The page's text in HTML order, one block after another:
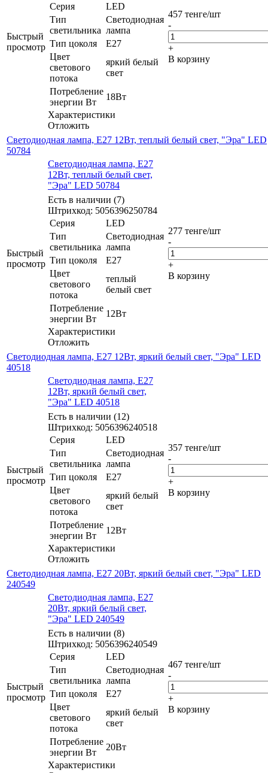
Быстрый
просмотр
Серия
LED
Тип
светильника
Светодиодная
лампа
Тип цоколя
E27
Цвет
светового
потока
яркий белый
свет
Потребление
энергии Вт
18Вт
Характеристики
Отложить
457 тенге/шт
-
+
В корзину
Светодиодная лампа, E27 12Вт, теплый белый свет, "Эра" LED
50784
Быстрый
просмотр
Светодиодная лампа, E27
12Вт, теплый белый свет,
"Эра" LED 50784
Есть в наличии (7)
Штрихкод: 5056396250784
Серия
LED
Тип
светильника
Светодиодная
лампа
Тип цоколя
E27
Цвет
светового
потока
теплый
белый свет
Потребление
энергии Вт
12Вт
Характеристики
Отложить
277 тенге/шт
-
+
В корзину
Светодиодная лампа, E27 12Вт, яркий белый свет, "Эра" LED
40518
Быстрый
просмотр
Светодиодная лампа, E27
12Вт, яркий белый свет,
"Эра" LED 40518
Есть в наличии (12)
Штрихкод: 5056396240518
Серия
LED
Тип
светильника
Светодиодная
лампа
Тип цоколя
E27
Цвет
светового
потока
яркий белый
свет
Потребление
энергии Вт
12Вт
Характеристики
Отложить
357 тенге/шт
-
+
В корзину
Светодиодная лампа, E27 20Вт, яркий белый свет, "Эра" LED
240549
Быстрый
просмотр
Светодиодная лампа, E27
20Вт, яркий белый свет,
"Эра" LED 240549
Есть в наличии (8)
Штрихкод: 5056396240549
Серия
LED
Тип
светильника
Светодиодная
лампа
Тип цоколя
E27
Цвет
светового
потока
яркий белый
свет
Потребление
энергии Вт
20Вт
Характеристики
467 тенге/шт
-
+
В корзину